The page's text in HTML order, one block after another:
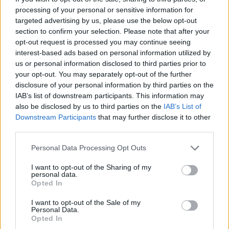
processing of your personal or sensitive information for
targeted advertising by us, please use the below opt-out
section to confirm your selection. Please note that after your
opt-out request is processed you may continue seeing
interest-based ads based on personal information utilized by
us or personal information disclosed to third parties prior to
your opt-out. You may separately opt-out of the further
disclosure of your personal information by third parties on the
IAB’s list of downstream participants. This information may
also be disclosed by us to third parties on the IAB’s List of
Downstream Participants that may further disclose it to other
Personal Data Processing Opt Outs
I want to opt-out of the Sharing of my
personal data.
Opted In
I want to opt-out of the Sale of my
Personal Data.
Opted In
ανακοινώσεων σταμάτησε αισίως στον αριθμό
τέσσερα. Όπως ένα μικρό παιδάκι που
παραπονιέται που του έπεσε το γλειφιτζούρι
ένα πράγμα. Ο κ. Κούγιας ήρθε στο Αγρίνιο
γεμάτος έπαρση, πιστεύοντας ότι θα βρει ένα
περιβάλλον που δεν βρήκε.Έτυχε της
αντιμετώπισης και της φιλοξενίας που του
άξιζε.
Σε τέτοιες περιπτώσεις ο Παναιτωλικός
οφείλει να αντιμετωπίζει όσους δεν σέβονται
αντίστοιχα.Μόνο μπράβο λοιπόν έχουμε να
και για τη φιλοξενία της οποίας έτυχε η ΑΕΛ.
Είναι μεγάλη υπόθεση να έχεις ανθρώπους που